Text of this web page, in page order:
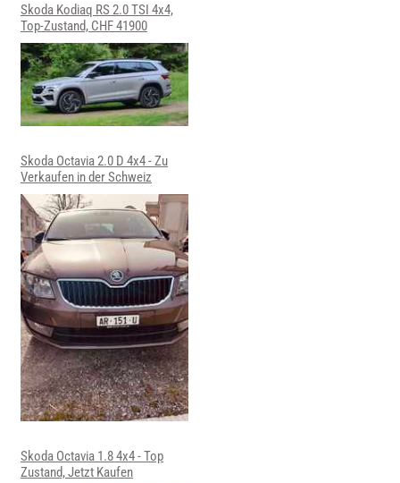
Skoda Kodiaq RS 2.0 TSI 4x4,
Top-Zustand, CHF 41900
Skoda Octavia 2.0 D 4x4 - Zu
Verkaufen in der Schweiz
Skoda Octavia 1.8 4x4 - Top
Zustand, Jetzt Kaufen